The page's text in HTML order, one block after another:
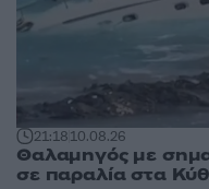
21:1810.08.26
Θαλαμηγός με
σε παραλία στα